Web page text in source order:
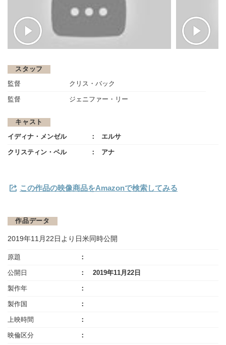
スタッフ
監督 クリス・バック
監督 ジェニファー・リー
キャスト
イディナ・メンゼル エルサ
クリスティン・ベル アナ
この作品の映像商品をAmazonで検索してみる
作品データ
2019年11月22日より日米同時公開
原題
公開日 2019年11月22日
製作年
製作国
上映時間
映倫区分